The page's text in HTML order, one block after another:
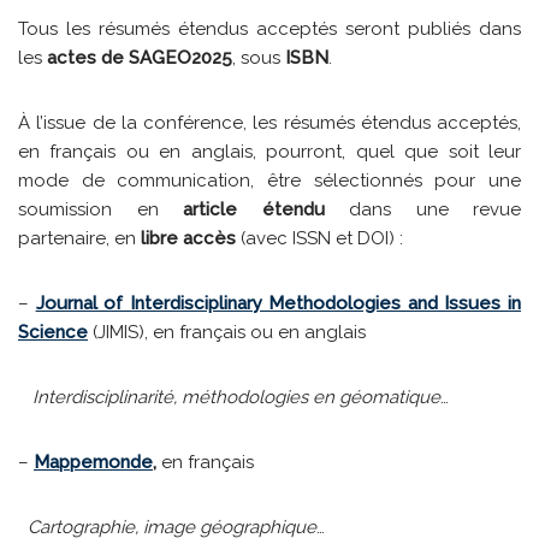
Tous les résumés étendus acceptés seront publiés dans
les actes de SAGEO2025, sous ISBN.
À l’issue de la conférence, les résumés étendus acceptés,
en français ou en anglais, pourront, quel que soit leur
mode de communication, être sélectionnés pour une
soumission en article étendudans une revue
partenaire, en libre accès (avec ISSN et DOI) :
– Journal of Interdisciplinary Methodologies and Issues in
Science (JIMIS), en français ou en anglais
Interdisciplinarité, méthodologies en géomatique…
– Mappemonde, en français
Cartographie, image géographique…